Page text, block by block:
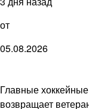
от
05.08.2026
Главные
возвращает